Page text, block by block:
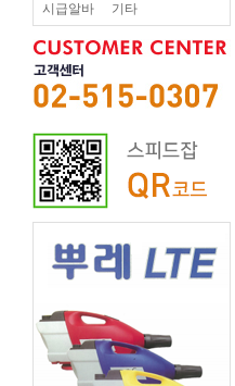
시급알바 기타